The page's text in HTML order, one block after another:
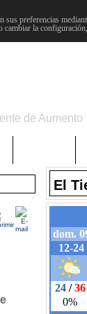
preferencias
cambiar la
de Aumento
El